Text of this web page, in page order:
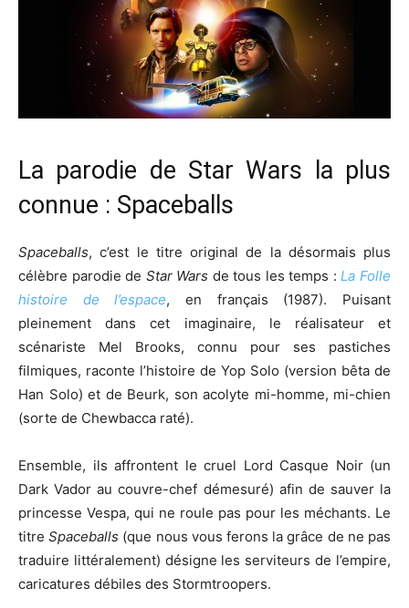
La parodie de Star Wars la plus
connue : Spaceballs
Spaceballs, c’est le titre original de la désormais plus
célèbre parodie de Star Wars de tous les temps : La Folle
histoire de l’espace, en français (1987). Puisant
pleinement dans cet imaginaire, le réalisateur et
scénariste Mel Brooks, connu pour ses pastiches
filmiques, raconte l’histoire de Yop Solo (version bêta de
Han Solo) et de Beurk, son acolyte mi-homme, mi-chien
(sorte de Chewbacca raté).
Ensemble, ils affrontent le cruel Lord Casque Noir (un
Dark Vador au couvre-chef démesuré) afin de sauver la
princesse Vespa, qui ne roule pas pour les méchants. Le
titreSpaceballs (que nous vous ferons la grâce de ne pas
traduire littéralement) désigne les serviteurs de l’empire,
caricatures débiles des Stormtroopers.